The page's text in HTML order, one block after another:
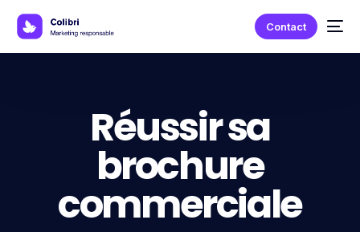
Contact
Réussir sa
brochure
commerciale